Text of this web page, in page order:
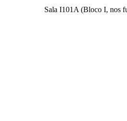
Sala I101A (Bloco I, nos